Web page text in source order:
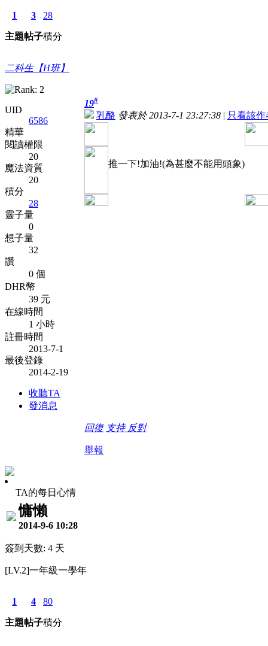
1
主題
3
帖子
28
積分
二科生【H班】
UID
6586
精華
閱讀權限
20
魔法資質
20
積分
28
靈子量
0
想子量
32
讚
0 個
DHR幣
39 元
在線時間
1 小時
註冊時間
2013-7-1
最後登錄
2014-2-19
收聽TA
發消息
19#
乳酪 發表於 2013-7-1 23:27:38 | 只看該作
推一下!加油!(為甚麼不能用頭象)
回復 支持 反對
舉報
TA的每日心情
慵懶
2014-9-6 10:28
簽到天數: 4 天
[LV.2]一年級一學年
1
主題
4
帖子
80
積分